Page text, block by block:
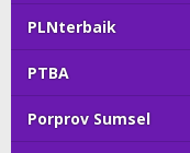
PLNterbaik
PTBA
Porprov Sumsel